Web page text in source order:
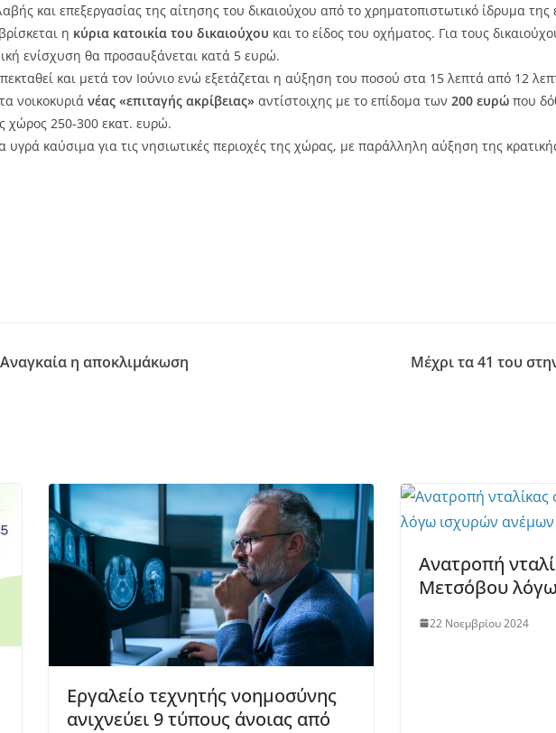
και επεξεργασίας της αίτησης του δικαιούχου από το χρηματοπιστωτικό ίδρυμα της
η κύρια κατοικία του δικαιούχου και το είδος του οχήματος. Για τους
ενίσχυση θα προσαυξάνεται κατά 5 ευρώ.
και μετά τον Ιούνιο ενώ εξετάζεται η αύξηση του ποσού στα 15 λεπτά από 12
νοικοκυριά νέας «επιταγής ακρίβειας» αντίστοιχης με το επίδομα των 200 ευρώ που
χώρος 250-300 εκατ. ευρώ.
υγρά καύσιμα για τις νησιωτικές περιοχές της χώρας, με παράλληλη αύξηση της
η αποκλιμάκωση
Μέχρι τα 41 του
Εργαλείο τεχνητής νοημοσύνης
ανιχνεύει 9 τύπους άνοιας από
Ανατροπή
Μετσόβου
22 Νοεμβρίου 2024